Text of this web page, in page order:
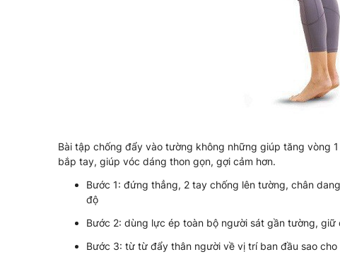
Bài tập chống đẩy vào tường không những giúp tăng vòng
bắp tay, giúp vóc dáng thon gọn, gợi cảm hơn.
Bước 1: đứng thẳng, 2 tay chống lên tường, chân
độ
Bước 2: dùng lực ép toàn bộ người sát gần tường,
Bước 3: từ từ đẩy thân người về vị trí ban đầu sao